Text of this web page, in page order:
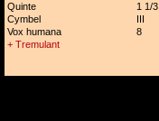
Quinte
1 1/3
Cymbel
III
Vox humana
8
+ Tremulant